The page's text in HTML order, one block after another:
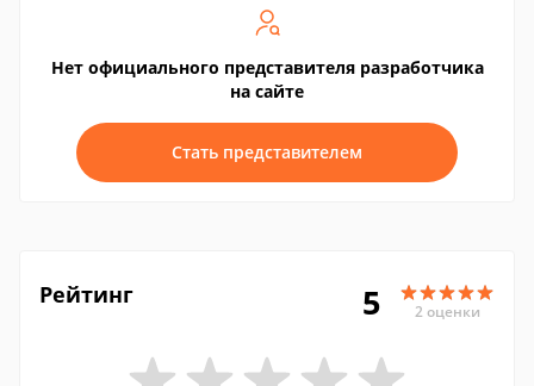
Нет официального представителя разработчика
на сайте
Стать представителем
Рейтинг 5 2 оценки